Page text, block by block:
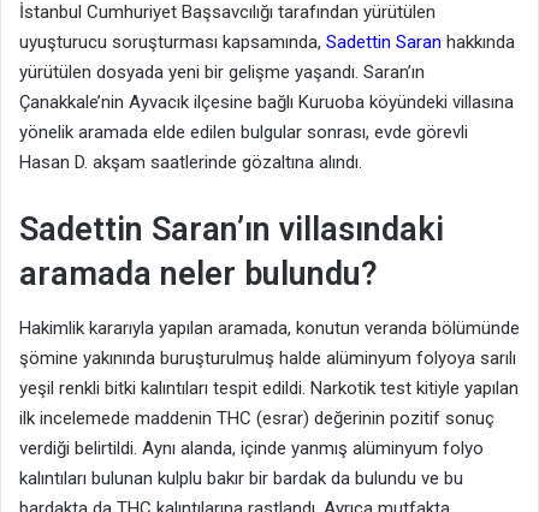
İstanbul Cumhuriyet Başsavcılığı tarafından yürütülen
uyuşturucu soruşturması kapsamında, Sadettin Saran hakkında
yürütülen dosyada yeni bir gelişme yaşandı. Saran’ın
Çanakkale’nin Ayvacık ilçesine bağlı Kuruoba köyündeki villasına
yönelik aramada elde edilen bulgular sonrası, evde görevli
Hasan D. akşam saatlerinde gözaltına alındı.
Sadettin Saran’ın villasındaki
aramada neler bulundu?
Hakimlik kararıyla yapılan aramada, konutun veranda bölümünde
şömine yakınında buruşturulmuş halde alüminyum folyoya sarılı
yeşil renkli bitki kalıntıları tespit edildi. Narkotik test kitiyle yapılan
ilk incelemede maddenin THC (esrar) değerinin pozitif sonuç
verdiği belirtildi. Aynı alanda, içinde yanmış alüminyum folyo
kalıntıları bulunan kulplu bakır bir bardak da bulundu ve bu